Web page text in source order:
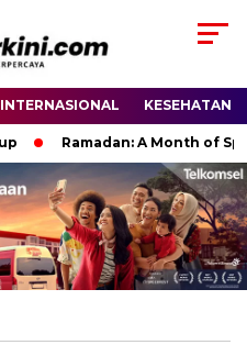
INTERNASIONAL KESEHATAN
Ramadan: A Month of